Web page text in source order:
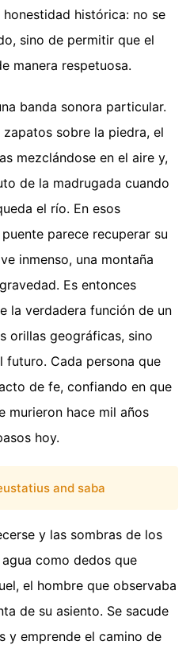
histórica: no se
sino de permitir que el
manera respetuosa.
banda sonora particular.
sobre la piedra, el
mezclándose en el aire y,
de la madrugada cuando
el río. En esos
parece recuperar su
inmenso, una montaña
Es entonces
la verdadera función de un
orillas geográficas, sino
Cada persona que
de fe, confiando en que
murieron hace mil años
hoy.
and saba
y las sombras de los
como dedos que
el hombre que observaba
de su asiento. Se sacude
y emprende el camino de